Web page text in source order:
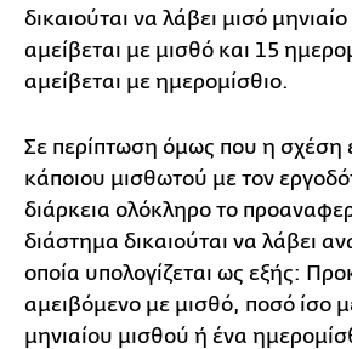
δικαιούται να λάβει μισό
αμείβεται με μισθό και 15
αμείβεται με ημερομίσθιο.
Σε περίπτωση όμως που η σχέση
κάποιου μισθωτού με τον
διάρκεια ολόκληρο το
διάστημα δικαιούται να λάβει
οποία υπολογίζεται ως εξής:
αμειβόμενο με μισθό, ποσό ίσο
μηνιαίου μισθού ή ένα